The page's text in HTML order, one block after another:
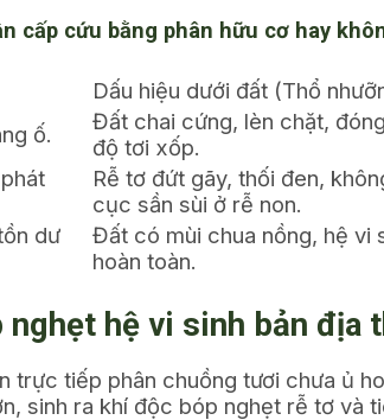
cứu bằng phân hữu cơ hay
Dấu hiệu dưới đất (Thổ
ố.
Đất chai cứng, lèn chặt,
độ tơi xốp.
Rễ tơ đứt gãy, thối đen,
cục sần sùi ở rễ non.
dư
Đất có mùi chua nồng, hệ vi
hoàn toàn.
hệ vi sinh bản địa
trực tiếp phân chuồng tươi chưa ủ
sinh ra khí độc bóp nghẹt rễ tơ và